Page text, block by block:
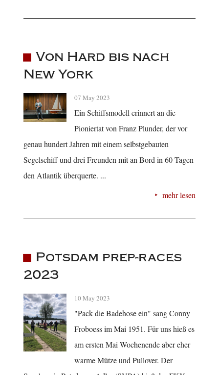
Von Hard bis nach
New York
07 May 2023
Ein Schiffsmodell erinnert an die
Pioniertat von Franz Plunder, der vor
genau hundert Jahren mit einem selbstgebauten
Segelschiff und drei Freunden mit an Bord in 60 Tagen
den Atlantik überquerte. ...
mehr lesen
Potsdam prep-races
2023
10 May 2023
"Pack die Badehose ein" sang Conny
Froboess im Mai 1951. Für uns hieß es
am ersten Mai Wochenende aber eher
warme Mütze und Pullover. Der